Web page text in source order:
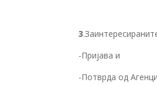
3
-Пријава и
-Потврда од